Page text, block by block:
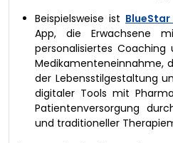
Beispielsweise ist
App, die Erwachsene
personalisiertes
Medikamenteneinnahme,
der Lebensstilgestaltung
digitaler Tools mit
Patientenversorgung
und traditioneller